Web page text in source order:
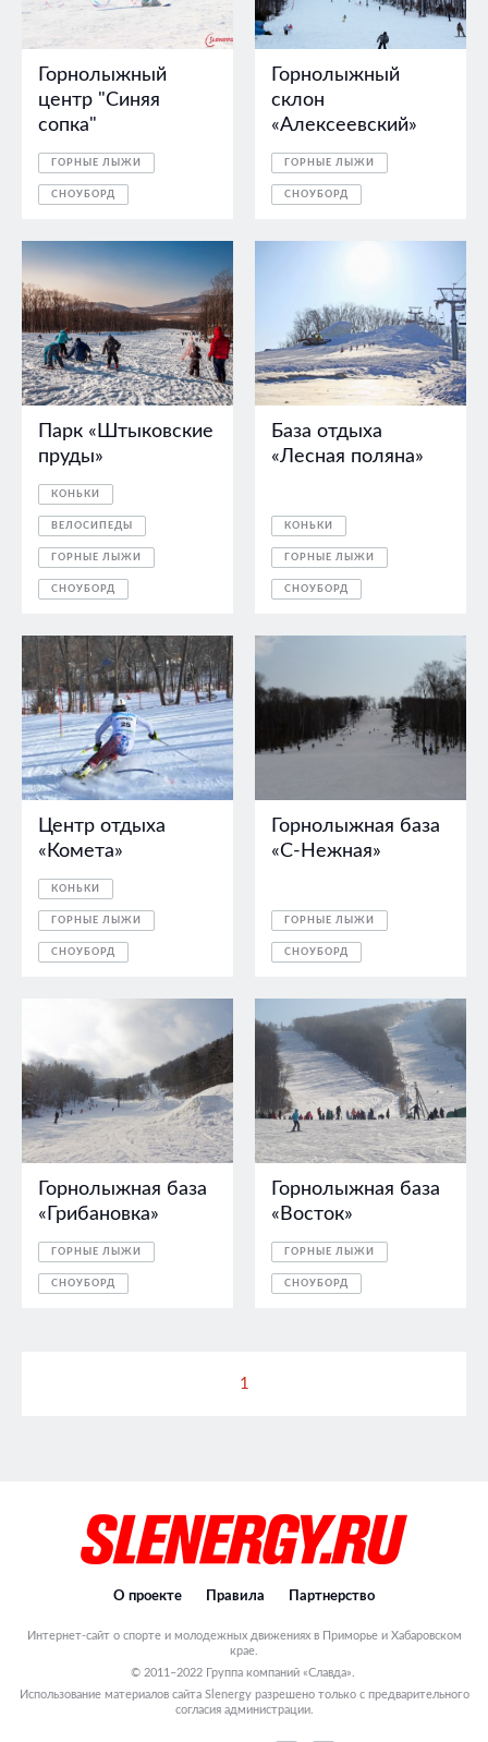
Горнолыжный
центр "Синяя
сопка"
ГОРНЫЕ ЛЫЖИ
СНОУБОРД
Горнолыжный
склон
«Алексеевский»
ГОРНЫЕ ЛЫЖИ
СНОУБОРД
Парк «Штыковские
пруды»
КОНЬКИ
ВЕЛОСИПЕДЫ
ГОРНЫЕ ЛЫЖИ
СНОУБОРД
База отдыха
«Лесная поляна»
КОНЬКИ
ГОРНЫЕ ЛЫЖИ
СНОУБОРД
Центр отдыха
«Комета»
КОНЬКИ
ГОРНЫЕ ЛЫЖИ
СНОУБОРД
Горнолыжная база
«С-Нежная»
ГОРНЫЕ ЛЫЖИ
СНОУБОРД
Горнолыжная база
«Грибановка»
ГОРНЫЕ ЛЫЖИ
СНОУБОРД
Горнолыжная база
«Восток»
ГОРНЫЕ ЛЫЖИ
СНОУБОРД
1
О проекте Правила Партнерство
Интернет-сайт о спорте и молодежных движениях в Приморье и Хабаровском
крае.
© 2011–2022 Группа компаний «Славда».
Использование материалов сайта Slenergy разрешено только с предварительного
согласия администрации.